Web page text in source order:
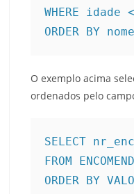
WHERE idade
ORDER BY
O exemplo acima
ordenados pelo
SELECT
FROM
ORDER BY